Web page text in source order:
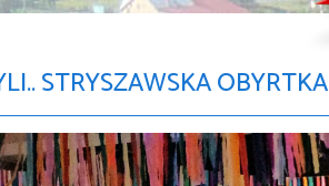
STRYSZAWSKA OBYRTKA